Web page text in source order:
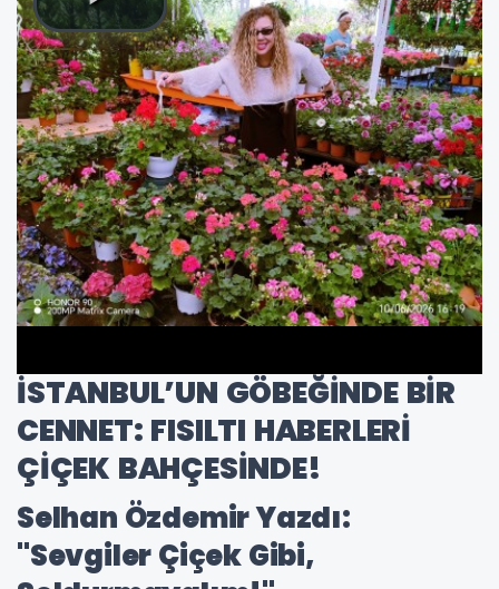
İSTANBUL’UN GÖBEĞİNDE BİR
CENNET: FISILTI HABERLERİ
ÇİÇEK BAHÇESİNDE!
Selhan Özdemir Yazdı:
"Sevgiler Çiçek Gibi,